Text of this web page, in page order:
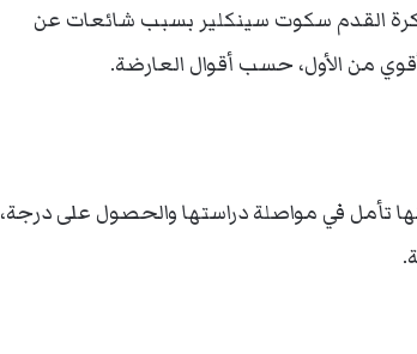
القدم سكوت سينكلير بسبب شائعات عن
من الأول، حسب أقوال العارضة.
في مواصلة دراستها والحصول على درجة،